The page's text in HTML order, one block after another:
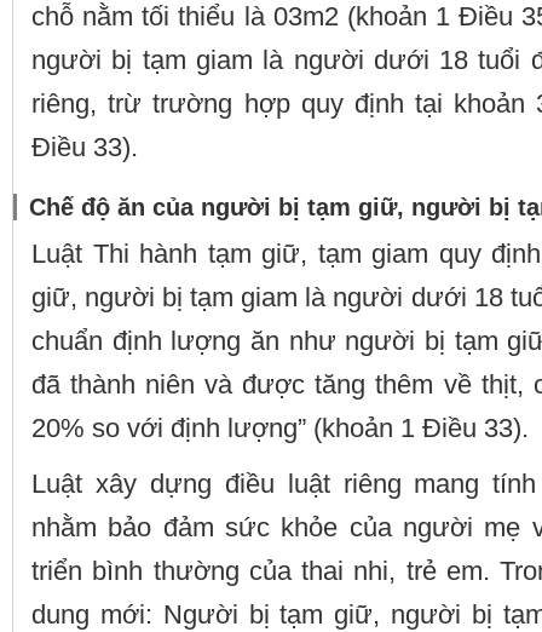
chỗ nằm tối thiểu là 03m2 (khoản 1 Điều
người bị tạm giam là người dưới 18 tuổi
riêng, trừ trường hợp quy định tại khoản
Điều 33).
Chế độ ăn của người bị tạm giữ, người bị
Luật Thi hành tạm giữ, tạm giam quy
giữ, người bị tạm giam là người dưới 18
chuẩn định lượng ăn như người bị tạm
đã thành niên và được tăng thêm về thịt,
20% so với định lượng” (khoản 1 Điều 33).
Luật xây dựng điều luật riêng mang
nhằm bảo đảm sức khỏe của người mẹ
triển bình thường của thai nhi, trẻ em.
dung mới: Người bị tạm giữ, người bị